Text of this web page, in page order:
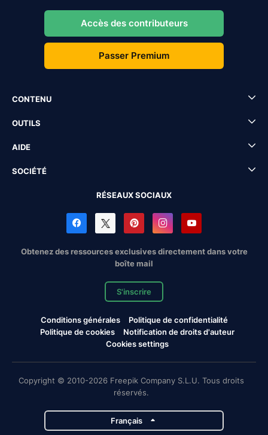
Accès des contributeurs
Passer Premium
CONTENU
OUTILS
AIDE
SOCIÉTÉ
RÉSEAUX SOCIAUX
Obtenez des ressources exclusives directement dans votre
boîte mail
S'inscrire
Conditions générales
Politique de confidentialité
Politique de cookies
Notification de droits d'auteur
Cookies settings
Copyright © 2010-2026 Freepik Company S.L.U. Tous droits
réservés.
Français